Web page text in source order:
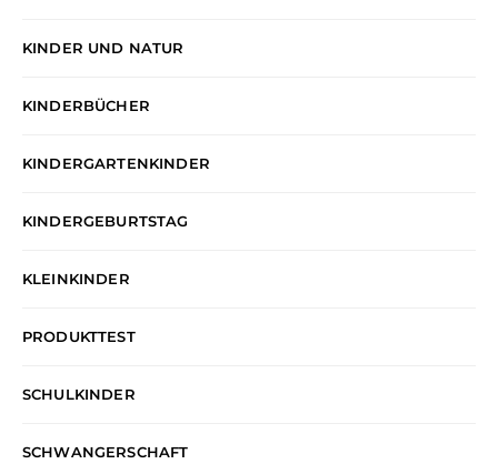
KINDER UND NATUR
KINDERBÜCHER
KINDERGARTENKINDER
KINDERGEBURTSTAG
KLEINKINDER
PRODUKTTEST
SCHULKINDER
SCHWANGERSCHAFT